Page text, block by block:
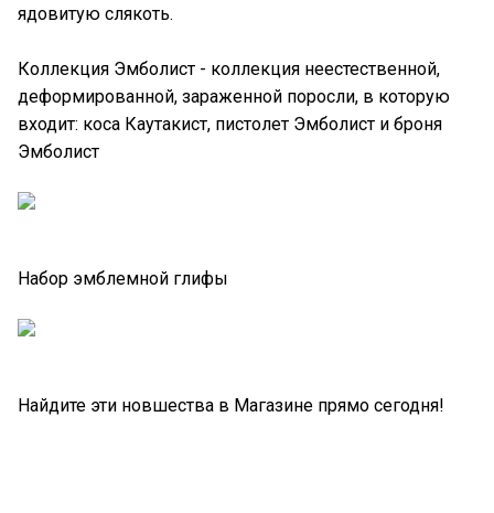
ядовитую слякоть.
Коллекция Эмболист - коллекция неестественной,
деформированной, зараженной поросли, в которую
входит: коса Каутакист, пистолет Эмболист и броня
Эмболист
Набор эмблемной глифы
Найдите эти новшества в Магазине прямо сегодня!